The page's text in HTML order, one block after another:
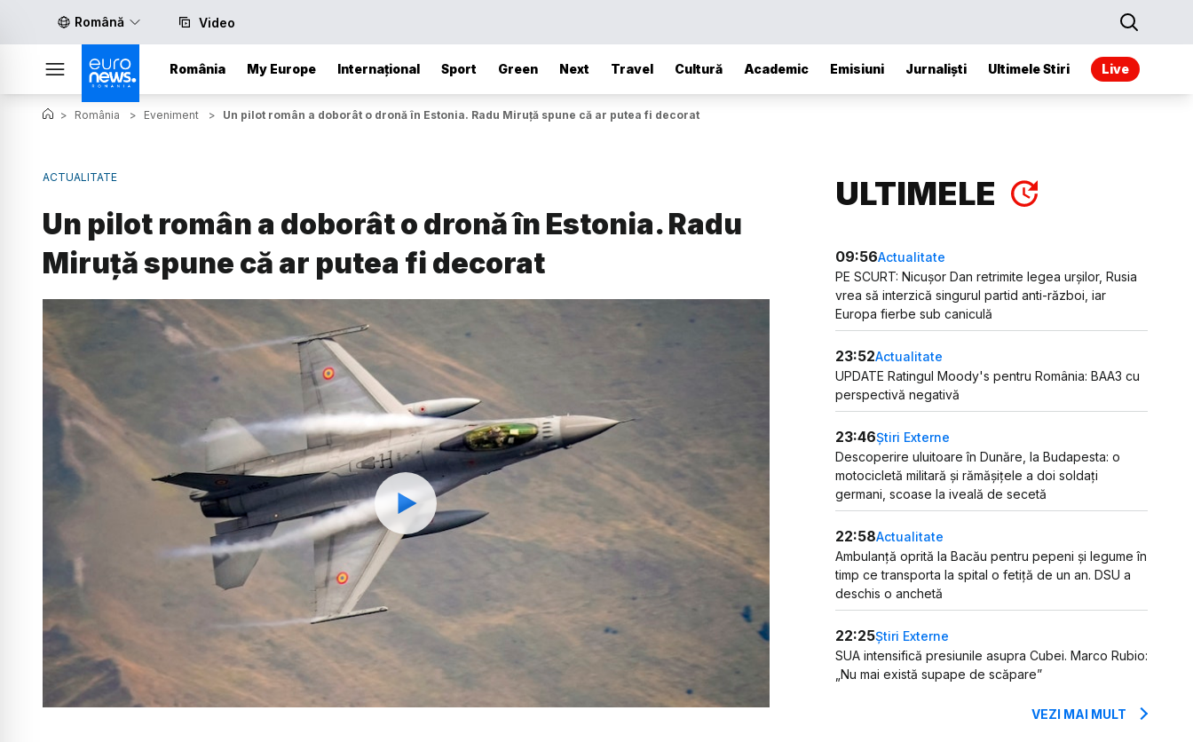
Română Video
România My Europe Internațional Sport Green Next Travel Cultură Academic Emisiuni Jurnaliști Ultimele Stiri Live
> România > Eveniment > Un pilot român a doborât o dronă în Estonia. Radu Miruță spune că ar putea fi decorat
ACTUALITATE
Un pilot român a doborât o dronă în Estonia. Radu
Miruță spune că ar putea fi decorat
Watch
ULTIMELE
09:56Actualitate
PE SCURT: Nicușor Dan retrimite legea urșilor, Rusia
vrea să interzică singurul partid anti-război, iar
Europa fierbe sub caniculă
23:52Actualitate
UPDATE Ratingul Moody's pentru România: BAA3 cu
perspectivă negativă
23:46Știri Externe
Descoperire uluitoare în Dunăre, la Budapesta: o
motocicletă militară și rămășițele a doi soldați
germani, scoase la iveală de secetă
22:58Actualitate
Ambulanță oprită la Bacău pentru pepeni și legume în
timp ce transporta la spital o fetiță de un an. DSU a
deschis o anchetă
22:25Știri Externe
SUA intensifică presiunile asupra Cubei. Marco Rubio:
„Nu mai există supape de scăpare”
VEZI MAI MULT